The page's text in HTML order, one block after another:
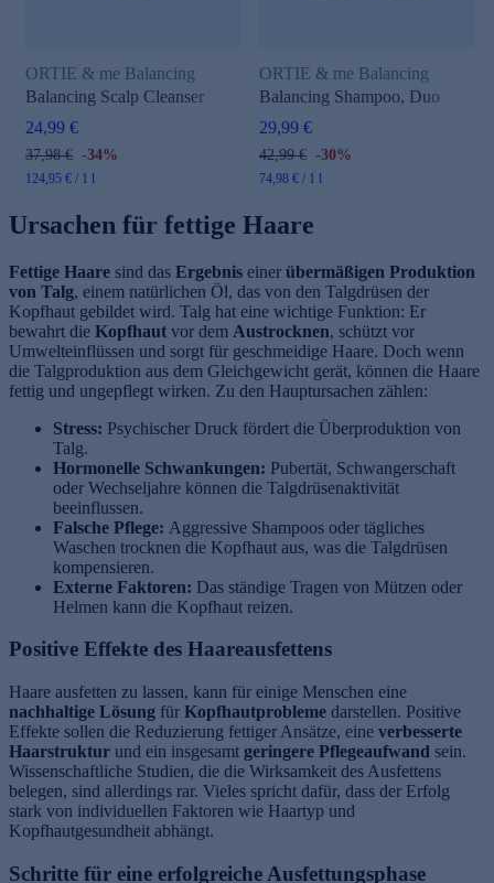
ORTIE & me Balancing
Balancing Scalp Cleanser
24,99 €
37,98 € -34%
124,95 € / 1 l
ORTIE & me Balancing
Balancing Shampoo, Duo
29,99 €
42,99 € -30%
74,98 € / 1 l
Ursachen für fettige Haare
Fettige Haare sind das Ergebnis einer übermäßigen Produktion
von Talg, einem natürlichen Öl, das von den Talgdrüsen der
Kopfhaut gebildet wird. Talg hat eine wichtige Funktion: Er
bewahrt die Kopfhaut vor dem Austrocknen, schützt vor
Umwelteinflüssen und sorgt für geschmeidige Haare. Doch wenn
die Talgproduktion aus dem Gleichgewicht gerät, können die Haare
fettig und ungepflegt wirken. Zu den Hauptursachen zählen:
Stress: Psychischer Druck fördert die Überproduktion von
Talg.
Hormonelle Schwankungen: Pubertät, Schwangerschaft
oder Wechseljahre können die Talgdrüsenaktivität
beeinflussen.
Falsche Pflege: Aggressive Shampoos oder tägliches
Waschen trocknen die Kopfhaut aus, was die Talgdrüsen
kompensieren.
Externe Faktoren: Das ständige Tragen von Mützen oder
Helmen kann die Kopfhaut reizen.
Positive Effekte des Haareausfettens
Haare ausfetten zu lassen, kann für einige Menschen eine
nachhaltige Lösung für Kopfhautprobleme darstellen. Positive
Effekte sollen die Reduzierung fettiger Ansätze, eine verbesserte
Haarstruktur und ein insgesamt geringere Pflegeaufwand sein.
Wissenschaftliche Studien, die die Wirksamkeit des Ausfettens
belegen, sind allerdings rar. Vieles spricht dafür, dass der Erfolg
stark von individuellen Faktoren wie Haartyp und
Kopfhautgesundheit abhängt.
Schritte für eine erfolgreiche Ausfettungsphase